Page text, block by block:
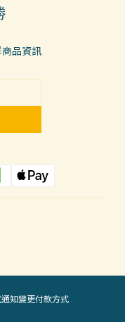
品資訊
知變更付款方式